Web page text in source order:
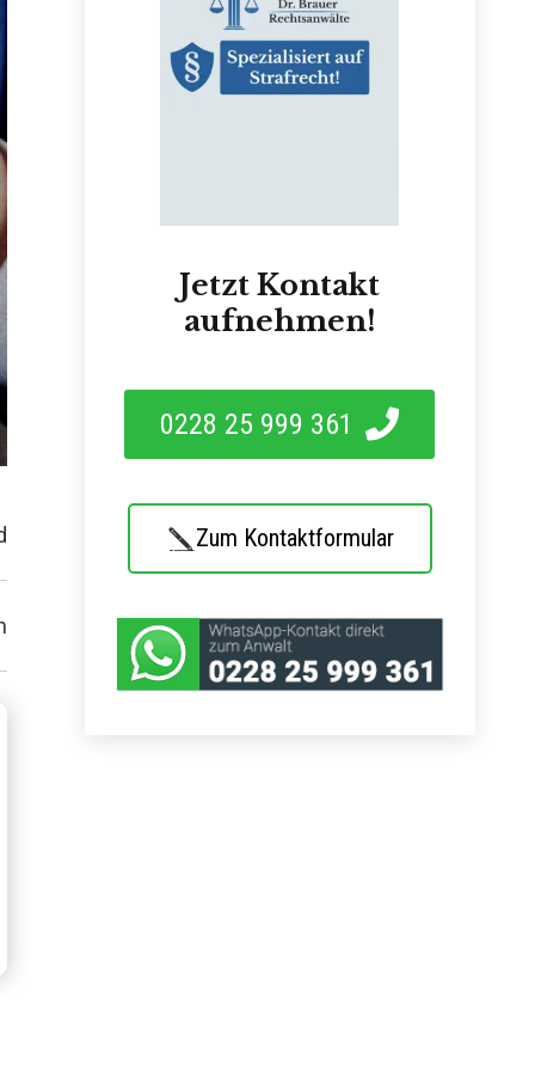
Jetzt Kontakt
aufnehmen!
0228 25 999 361
Zum Kontaktformular